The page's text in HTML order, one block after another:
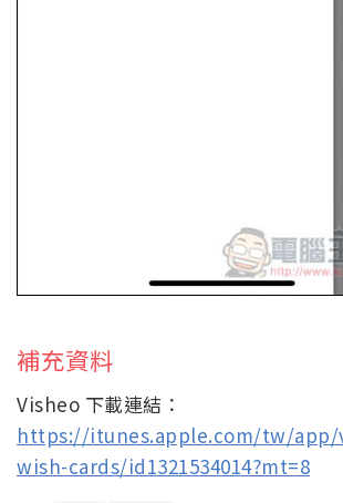
補充資料
Visheo 下載連結：
https://itunes.apple.com/tw/app/
wish-cards/id1321534014?mt=8